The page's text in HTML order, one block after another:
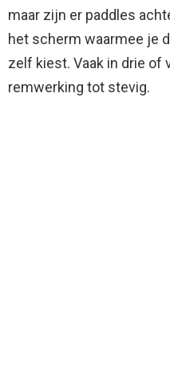
maar zijn er paddles
het scherm waarmee je
zelf kiest. Vaak in drie of
remwerking tot stevig.